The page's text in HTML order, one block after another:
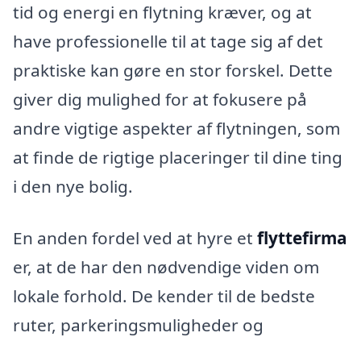
tid og energi en flytning kræver, og at
have professionelle til at tage sig af det
praktiske kan gøre en stor forskel. Dette
giver dig mulighed for at fokusere på
andre vigtige aspekter af flytningen, som
at finde de rigtige placeringer til dine ting
i den nye bolig.
En anden fordel ved at hyre et flyttefirma
er, at de har den nødvendige viden om
lokale forhold. De kender til de bedste
ruter, parkeringsmuligheder og